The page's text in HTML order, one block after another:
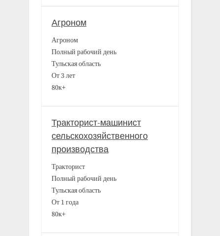
Агроном
Агроном
Полный рабочий день
Тульская область
От 3 лет
80к+
Тракторист-машинист
сельскохозяйственного
производства
Тракторист
Полный рабочий день
Тульская область
От 1 года
80к+